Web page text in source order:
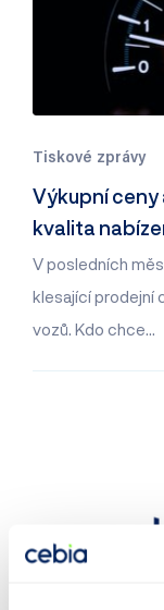
Tiskové zprávy
Výkupní ceny
kvalita
V posledních
klesající prodejní
vozů. Kdo chce…